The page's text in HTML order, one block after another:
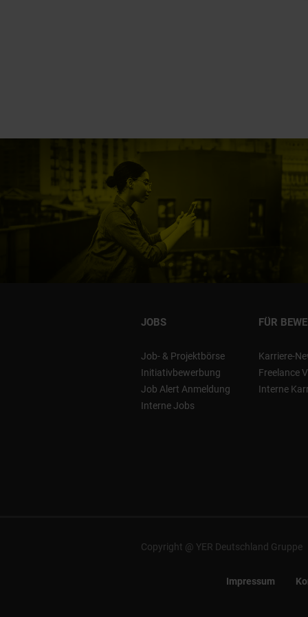
JOBS
Job- & Projektbörse
Initiativbewerbung
Job Alert Anmeldung
Interne Jobs
FÜR
Karriere-
Freelance
Interne
Copyright @ YER Deutschland Gruppe
Impressum